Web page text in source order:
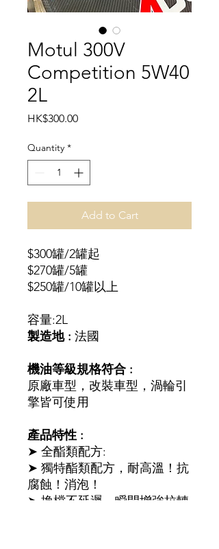
Motul 300V
Competition 5W40
2L
HK$300.00Price
Quantity *
Add to Cart
$300罐/2罐起
$270罐/5罐
$250罐/10罐以上
容量:2L
製造地: 法國
機油等級規格符合 :
原廠車型，改裝車型，渦輪引
擎皆可使用
產品特性 :
➤ 全酯類配方:
➤ 獨特酯類配方，耐高溫！抗
腐蝕！消泡！
➤ 換檔不延遲，瞬間增強拉轉